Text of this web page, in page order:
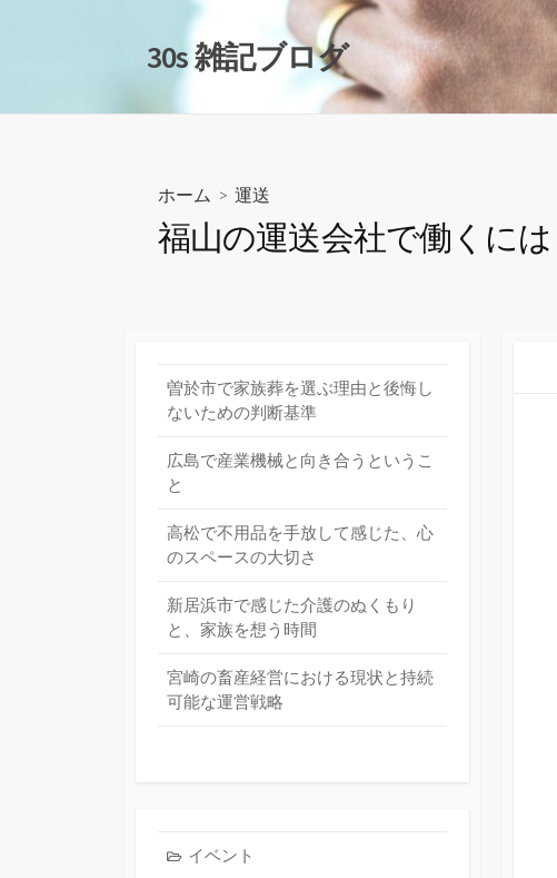
30s 雑記ブログ
ホーム > 運送
福山の運送会社で働くには
曽於市で家族葬を選ぶ理由と後悔し
ないための判断基準
広島で産業機械と向き合うというこ
と
高松で不用品を手放して感じた、心
のスペースの大切さ
新居浜市で感じた介護のぬくもり
と、家族を想う時間
宮崎の畜産経営における現状と持続
可能な運営戦略
イベント